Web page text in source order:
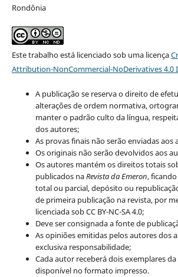
Rondônia
Este trabalho está licenciado sob uma licença
Attribution-NonCommercial-NoDerivatives 4.0
A publicação se reserva o direito de
alterações de ordem normativa,
manter o padrão culto da língua,
dos autores;
As provas finais não serão enviadas aos
Os originais não serão devolvidos aos
Os autores mantém os direitos totais
publicados naRevista da Emeron,
total ou parcial, depósito ou
de primeira publicação na revista, por
licenciada sob CC BY-NC-SA 4.0;
Deve ser consignada a fonte de
As opiniões emitidas pelos autores dos
exclusiva responsabilidade;
Cada autor receberá dois exemplares
disponível no formato impresso.